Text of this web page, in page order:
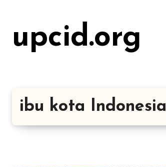
kontenupcid.org
ibu kota Indonesia